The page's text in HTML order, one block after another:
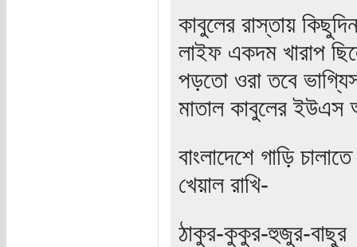
কাবুলের রাস্তায়
লাইফ একদম খারাপ
পড়তো ওরা তবে
মাতাল কাবুলের ইউএস
বাংলাদেশে গাড়ি
খেয়াল রাখি-
ঠাকুর-কুকুর-হুজুর-বাছুর